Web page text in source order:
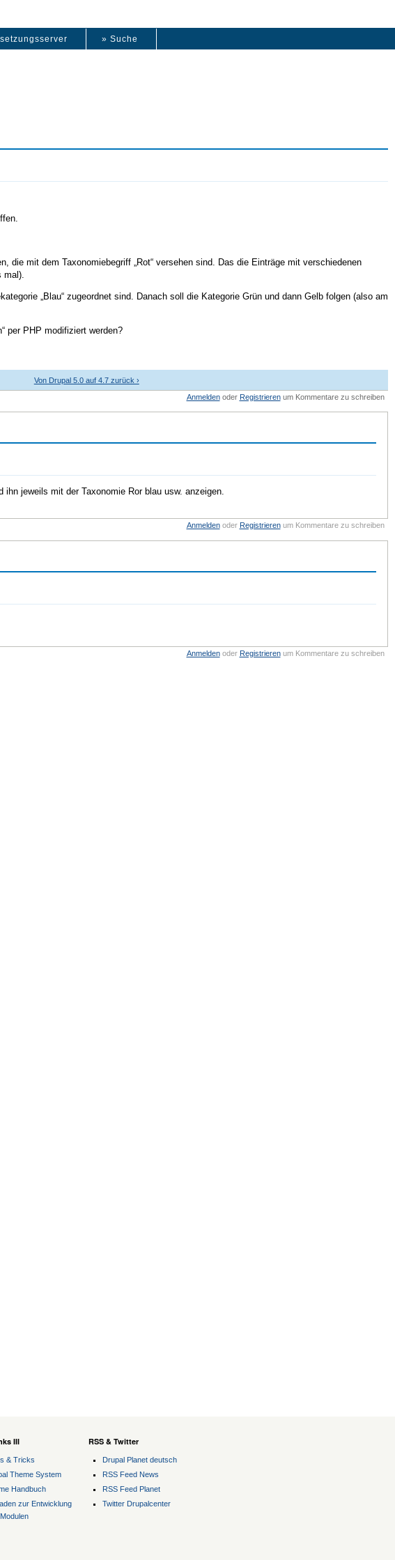
» Suche
die mit dem Taxonomiebegriff „Rot“ versehen sind. Das die Einträge mit verschiedenen
„Blau“ zugeordnet sind. Danach soll die Kategorie Grün und dann Gelb folgen (also am
per PHP modifiziert werden?
Von Drupal 5.0 auf 4.7 zurück ›
Anmeldenoder Registrierenum Kommentare zu schreiben
jeweils mit der Taxonomie Ror blau usw. anzeigen.
Anmeldenoder Registrierenum Kommentare zu schreiben
Anmeldenoder Registrierenum Kommentare zu schreiben
III
& Tricks
Theme System
Handbuch
zur Entwicklung
RSS & Twitter
Drupal Planet deutsch
RSS Feed News
RSS Feed Planet
Twitter Drupalcenter